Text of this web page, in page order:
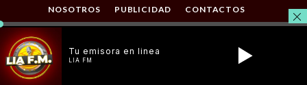
NOSOTROS PUBLICIDAD
CONTACTOS
POLÍTICAS PRIVACIDAD
© 2026 Todos los Derechos Reservados. Desarrollado por
Masterclic.Net
Tu emisora en linea
LIA FM